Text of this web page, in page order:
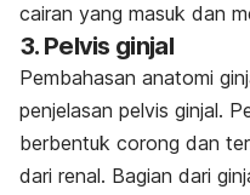
cairan yang masuk dan
3. Pelvis ginjal
Pembahasan anatomi
penjelasan pelvis ginjal.
berbentuk corong dan
dari renal. Bagian dari